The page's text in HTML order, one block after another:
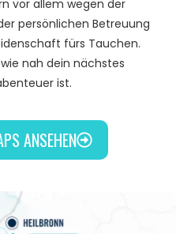
vor allem wegen der
persönlichen Betreuung
fürs Tauchen.
nah dein nächstes
ist.
ANSEHEN